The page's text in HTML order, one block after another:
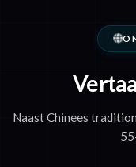
Naast Chinees